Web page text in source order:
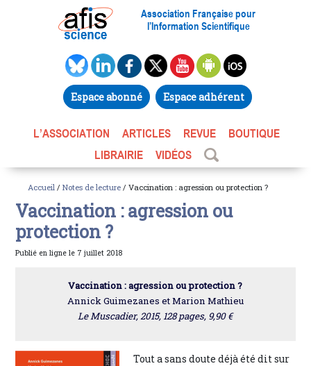
Association Française pour
l’Information Scientifique
Espace abonné Espace adhérent
L’ASSOCIATION ARTICLES REVUE
BOUTIQUE
LIBRAIRIE
VIDÉOS
Accueil / Notes de lecture / Vaccination : agression ou protection ?
Vaccination : agression ou
protection ?
Publié en ligne le 7 juillet 2018
Vaccination : agression ou protection ?
Annick Guimezanes et Marion Mathieu
Le Muscadier, 2015, 128 pages, 9,90 €
Tout a sans doute déjà été dit sur